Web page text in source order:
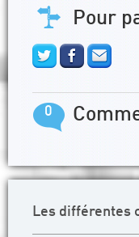
Pour
0
Les différentes